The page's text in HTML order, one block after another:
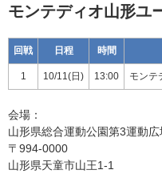
モンテディオ山形ユ
回戦 日程 時間
1 10/11(日) 13:00 モンテ
会場：
山形県総合運動公園第3運動広
〒994-0000
山形県天童市山王1-1